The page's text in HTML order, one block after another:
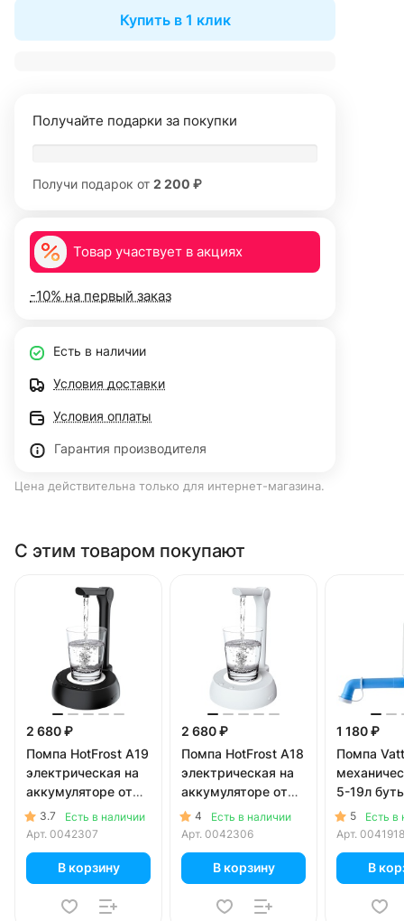
Купить в 1 клик
Получайте подарки за покупки
Получи подарок от 2 200 ₽
Товар участвует в акциях
-10% на первый заказ
Есть в наличии
Условия доставки
Условия оплаты
Гарантия производителя
Цена действительна только для интернет-магазина.
С этим товаром покупают
2 680 ₽
Помпа HotFrost A19
электрическая на
аккумуляторе от
USB для 5-19л
бутылей, черная (в
3.7
Есть в наличии
Арт. 0042307
В корзину
2 680 ₽
Помпа HotFrost A18
электрическая на
аккумуляторе от
USB для 5-19л
бутылей, белая (в
4
Есть в наличии
Арт. 0042306
В корзину
1 180 ₽
Помпа
5-19л
коробке)
5
Есть в
Арт. 0041918
В